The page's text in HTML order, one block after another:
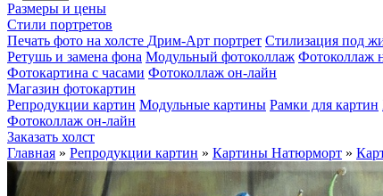
Размеры и цены
Стили портретов
Печать фото на холсте Дрим-Арт портрет Стилизация под
Ретушь и замена фона Модульный фотоколлаж Фотоколлаж
Фотокартина с часами Фотоколлаж он-лайн
Магазин фотокартин
Репродукции картин Модульные картины Рамки для картин
Фотоколлаж он-лайн
Заказать холст
Главная » Репродукции картин » Картины Натюрморт »